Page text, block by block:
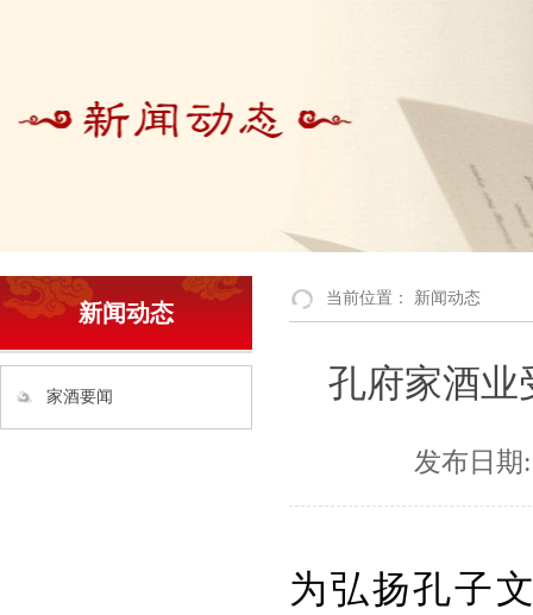
新闻动态
家酒要闻
当前位置： 新闻动态
孔府家酒业
发布日期:
为弘扬孔子